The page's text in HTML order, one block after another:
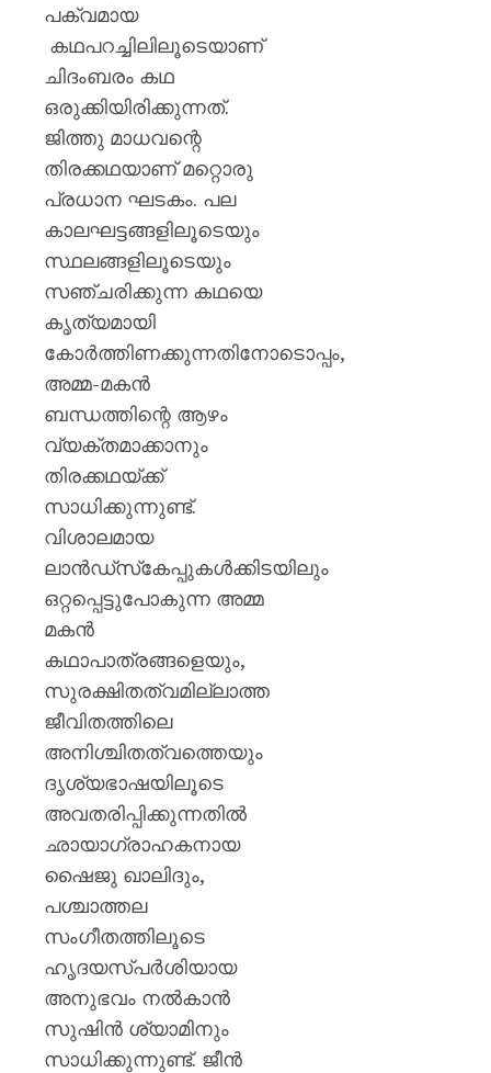
പക്വമായ
കഥപറച്ചിലിലൂടെയാണ്
ചിദംബരം കഥ
ഒരുക്കിയിരിക്കുന്നത്.
ജിത്തു മാധവന്റെ
തിരക്കഥയാണ് മറ്റൊരു
പ്രധാന ഘടകം. പല
കാലഘട്ടങ്ങളിലൂടെയും
സ്ഥലങ്ങളിലൂടെയും
സഞ്ചരിക്കുന്ന കഥയെ
കൃത്യമായി
കോർത്തിണക്കുന്നതിനോടൊപ്പം,
അമ്മ-മകൻ
ബന്ധത്തിന്റെ ആഴം
വ്യക്തമാക്കാനും
തിരക്കഥയ്ക്ക്
സാധിക്കുന്നുണ്ട്.
വിശാലമായ
ലാൻഡ്‌സ്‌കേപ്പുകൾക്കിടയിലും
ഒറ്റപ്പെട്ടുപോകുന്ന അമ്മ
മകൻ
കഥാപാത്രങ്ങളെയും,
സുരക്ഷിതത്വമില്ലാത്ത
ജീവിതത്തിലെ
അനിശ്ചിതത്വത്തെയും
ദൃശ്യഭാഷയിലൂടെ
അവതരിപ്പിക്കുന്നതിൽ
ഛായാഗ്രാഹകനായ
ഷൈജു ഖാലിദും,
പശ്ചാത്തല
സംഗീതത്തിലൂടെ
ഹൃദയസ്പർശിയായ
അനുഭവം നൽകാൻ
സുഷിൻ ശ്യാമിനും
സാധിക്കുന്നുണ്ട്. ജീൻ